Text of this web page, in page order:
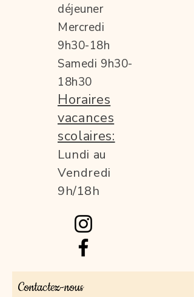
déjeuner
Mercredi
9h30-18h
Samedi 9h30-
18h30
Horaires
vacances
scolaires:
Lundi au
Vendredi
9h/18h
Contactez-nous